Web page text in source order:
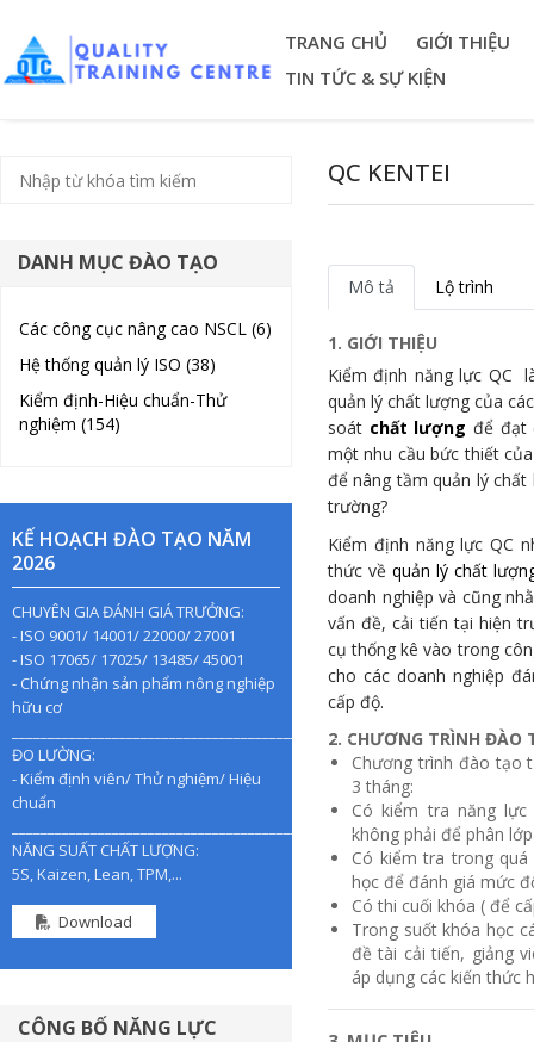
TRANG CHỦ
GIỚI THIỆU
TIN TỨC & SỰ KIỆN
DANH MỤC ĐÀO TẠO
Các công cục nâng cao NSCL (6)
Hệ thống quản lý ISO (38)
Kiểm định-Hiệu chuẩn-Thử
nghiệm (154)
KẾ HOẠCH ĐÀO TẠO NĂM
2026
CHUYÊN GIA ĐÁNH GIÁ TRƯỞNG:
- ISO 9001/ 14001/ 22000/ 27001
- ISO 17065/ 17025/ 13485/ 45001
- Chứng nhận sản phẩm nông nghiệp
hữu cơ
________________________________________________
ĐO LƯỜNG:
- Kiểm định viên/ Thử nghiệm/ Hiệu
chuẩn
________________________________________________
NĂNG SUẤT CHẤT LƯỢNG:
5S, Kaizen, Lean, TPM,...
Download
CÔNG BỐ NĂNG LỰC
QC KENTEI
Mô tả Lộ trình
1. GIỚI THIỆU
Kiểm định năng lực QC
quản lý chất lượng của
soát chất lượng để đạt
một nhu cầu bức thiết
để nâng tầm quản lý
trường?
Kiểm định năng lực QC
thức về quản lý chất
doanh nghiệp và cũng
vấn đề, cải tiến tại hiện
cụ thống kê vào trong
cho các doanh nghiệp
cấp độ.
2. CHƯƠNG TRÌNH ĐÀO
Chương trình đào tạo
3 tháng:
Có kiểm tra năng
không phải để phân
Có kiểm tra trong
học để đánh giá mức
Có thi cuối khóa ( để
Trong suốt khóa học
đề tài cải tiến, giảng
áp dụng các kiến thức